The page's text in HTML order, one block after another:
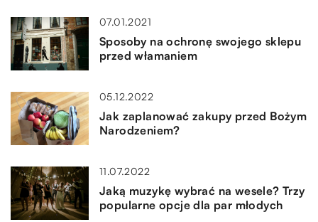
07.01.2021
Sposoby na ochronę swojego sklepu
przed włamaniem
05.12.2022
Jak zaplanować zakupy przed Bożym
Narodzeniem?
11.07.2022
Jaką muzykę wybrać na wesele? Trzy
popularne opcje dla par młodych